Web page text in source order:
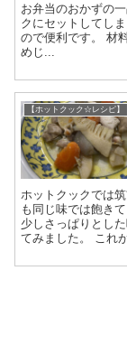
お弁当のおかずの
クにセットしてし
ので便利です
めじ...
【ホットクック☆レシピ】
ホットクックでは
も同じ味では飽き
少しさっぱりとし
てみました。 これ